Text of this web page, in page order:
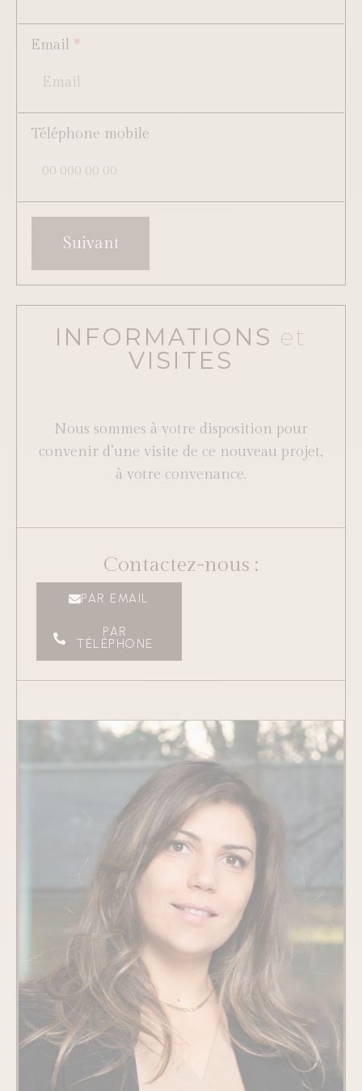
Email *
Téléphone mobile
Suivant
INFORMATIONS et
VI­SITES
Nous sommes à votre disposition pour
convenir d’une visite de ce nouveau projet,
à votre convenance.
Contactez-nous :
PAR EMAIL
PAR
TÉLÉPHONE